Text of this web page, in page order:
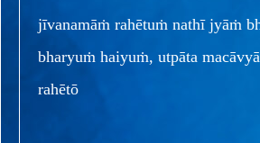
jīvanamāṁ rahētuṁ nathī jyāṁ
bharyuṁ haiyuṁ, utpāta
rahētō